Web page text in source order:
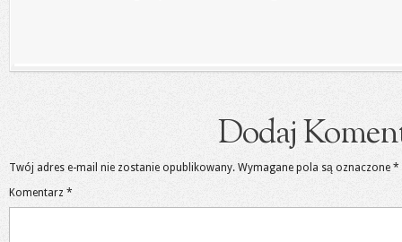
Dodaj
Twój adres e-mail nie zostanie opublikowany. Wymagane pola są oznaczone *
Komentarz *